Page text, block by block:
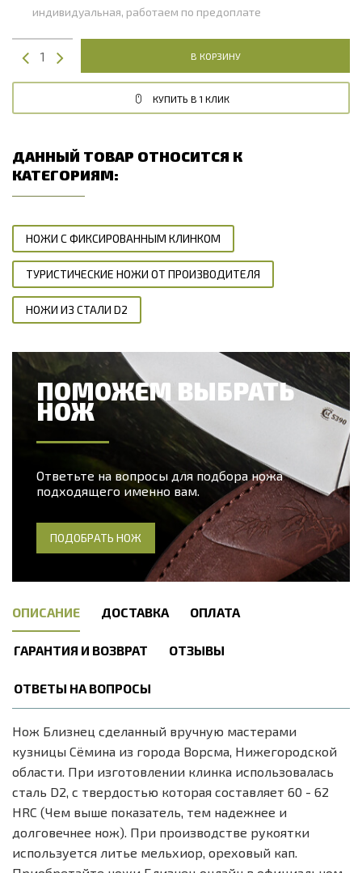
индивидуальная, работаем по предоплате
В КОРЗИНУ
КУПИТЬ В 1 КЛИК
ДАННЫЙ ТОВАР ОТНОСИТСЯ К
КАТЕГОРИЯМ:
НОЖИ С ФИКСИРОВАННЫМ КЛИНКОМ
ТУРИСТИЧЕСКИЕ НОЖИ ОТ ПРОИЗВОДИТЕЛЯ
НОЖИ ИЗ СТАЛИ D2
ПОМОЖЕМ ВЫБРАТЬ
НОЖ
Ответьте на вопросы для подбора ножа
подходящего именно вам.
ПОДОБРАТЬ НОЖ
ОПИСАНИЕ ДОСТАВКА ОПЛАТА
ГАРАНТИЯ И ВОЗВРАТ ОТЗЫВЫ
ОТВЕТЫ НА ВОПРОСЫ
Нож Близнец сделанный вручную мастерами
кузницы Сёмина из города Ворсма, Нижегородской
области. При изготовлении клинка использовалась
сталь D2, с твердостью которая составляет 60 - 62
HRC (Чем выше показатель, тем надежнее и
долговечнее нож). При производстве рукоятки
используется литье мельхиор, ореховый кап.